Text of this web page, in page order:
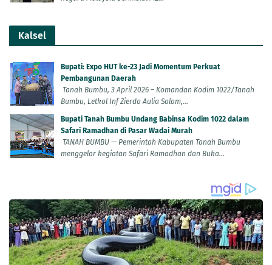
Kalsel
Bupati: Expo HUT ke-23 Jadi Momentum Perkuat
Pembangunan Daerah
Tanah Bumbu, 3 April 2026 – Komandan Kodim 1022/Tanah
Bumbu, Letkol Inf Zierda Aulia Salam,...
Bupati Tanah Bumbu Undang Babinsa Kodim 1022 dalam
Safari Ramadhan di Pasar Wadai Murah
TANAH BUMBU — Pemerintah Kabupaten Tanah Bumbu
menggelar kegiatan Safari Ramadhan dan Buka...